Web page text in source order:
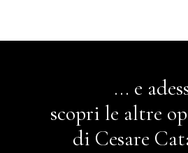
... e
scopri le altre
di Cesare